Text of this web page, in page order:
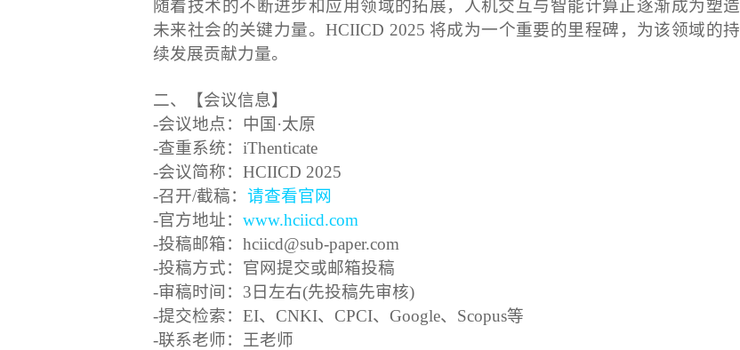
随着技术的不断进步和应用领域的拓展，人机交互与智能计算正逐渐成为塑造
未来社会的关键力量。HCIICD 2025 将成为一个重要的里程碑，为该领域的持
续发展贡献力量。
二、【会议信息】
-会议地点：中国·太原
-查重系统：iThenticate
-会议简称：HCIICD 2025
-召开/截稿： 请查看官网
-官方地址： www.hciicd.com
-投稿邮箱：hciicd@sub-paper.com
-投稿方式：官网提交或邮箱投稿
-审稿时间：3日左右(先投稿先审核)
-提交检索：EI、CNKI、CPCI、Google、Scopus等
-联系老师：王老师